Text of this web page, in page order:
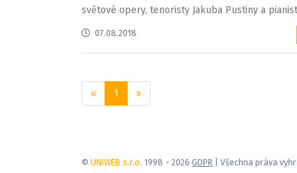
světové opery, tenoristy Jakuba Pustiny a
Marty Vaškové, doc. JAMU Brno.
07.08.2018
« 1 »
© UNIWEB s.r.o. 1998 - 2026 GDPR | Všechna práva